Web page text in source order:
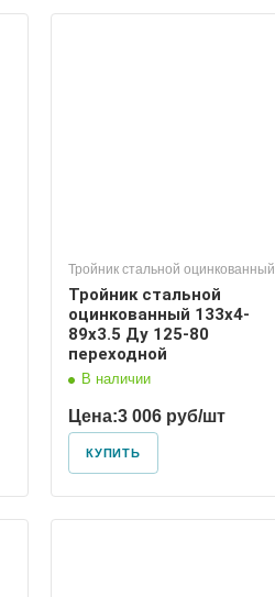
Тройник стальной оцинкованный
Тройник стальной
оцинкованный 133х4-
89х3.5 Ду 125-80
переходной
В наличии
Цена:3 006 руб/шт
КУПИТЬ